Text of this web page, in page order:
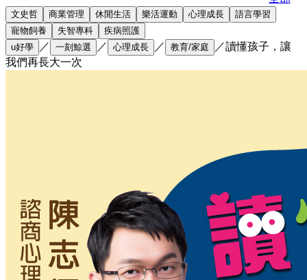
文史哲 商業管理 休閒生活 樂活運動 心理成長
語言學習
寵物飼養
失智專科
疾病照護
u好學
／ 一刻鯨選 ／ 心理成長 ／ 教育/家庭 ／讀懂孩子，讓
我們再長大一次